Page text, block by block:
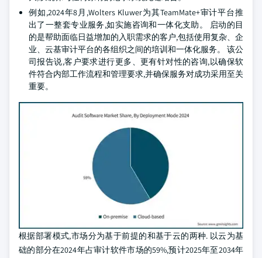
例如,2024年8月,Wolters Kluwer为其TeamMate+审计平台推
出了一整套专业服务,如实施咨询和一体化支助。 启动的目
的是帮助面临日益增加的入职需求的客户,包括使用复杂、企
业、云基审计平台的各组织之间的培训和一体化服务。 该公
司报告说,客户要求进行更多、更有针对性的咨询,以确保软
件符合内部工作流程和管理要求,并确保服务对成功采用至关
重要。
根据部署模式,市场分为基于前提的和基于云的两种. 以云为基
础的部分在2024年占审计软件市场的59%,预计2025年至2034年